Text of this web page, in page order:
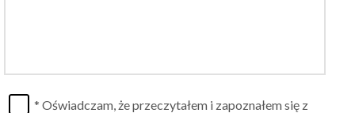
* Oświadczam, że przeczytałem i zapoznałem się z